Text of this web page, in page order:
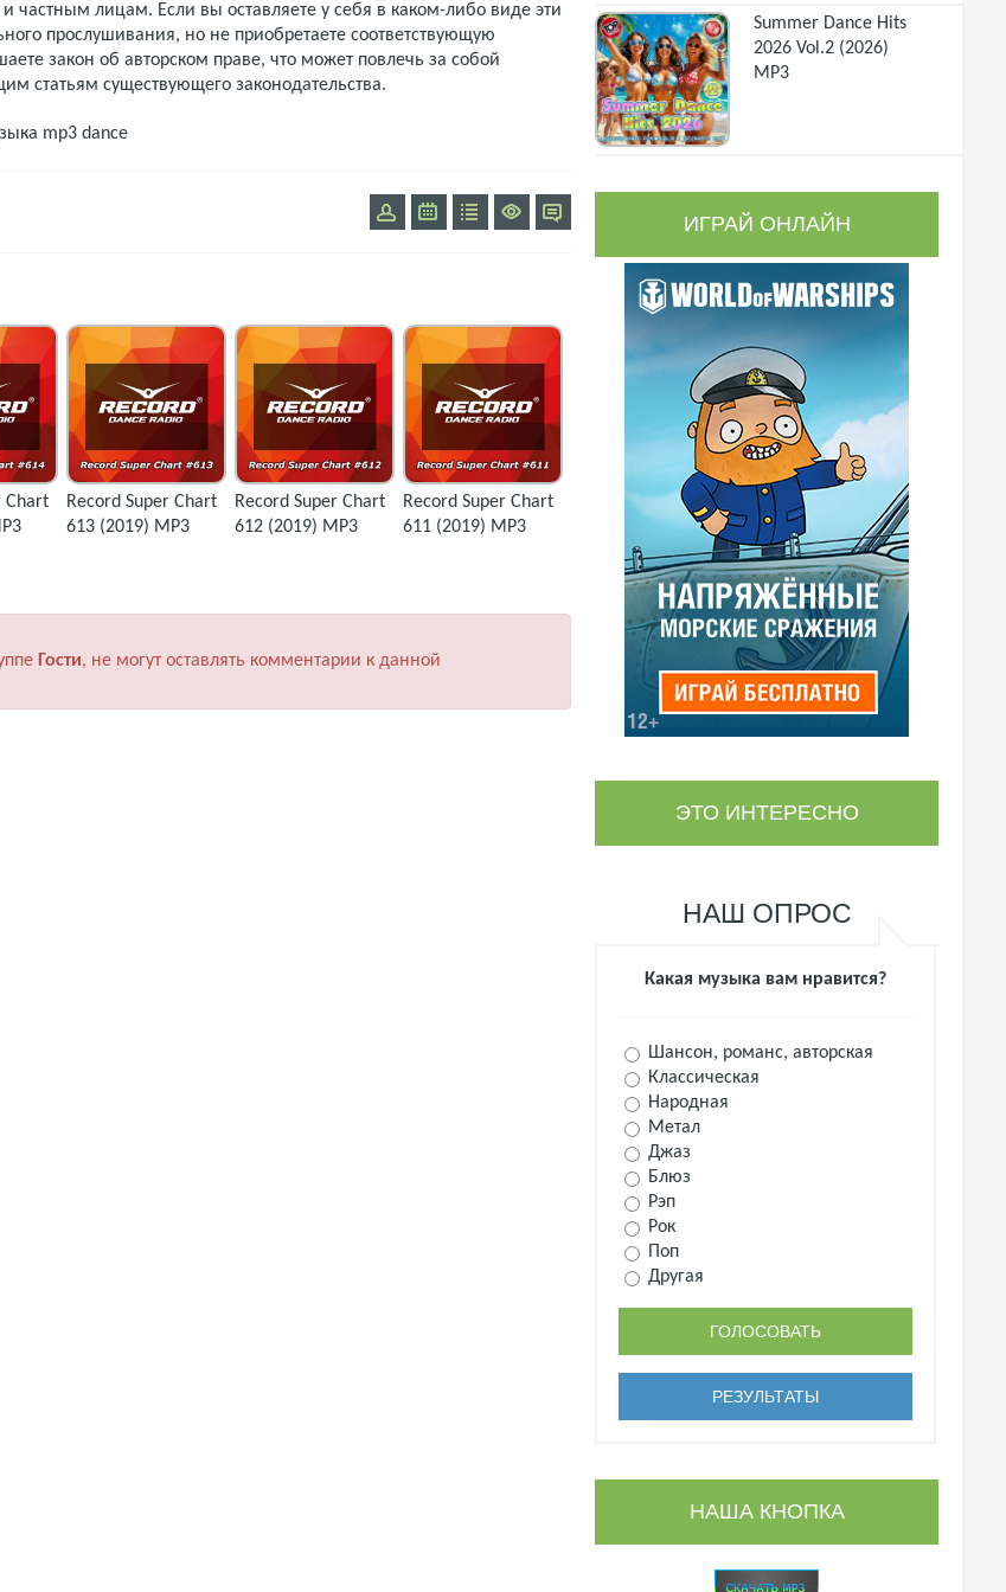
частным лицам. Если вы оставляете у себя в каком-либо виде эти
прослушивания, но не приобретаете соответствующую
закон об авторском праве, что может повлечь за собой
статьям существующего законодательства.
mp3 dance
Chart
Record Super Chart
613 (2019) MP3
Record Super Chart
612 (2019) MP3
Record Super Chart
611 (2019) MP3
Гости, не могут оставлять комментарии к данной
Summer Dance Hits
2026 Vol.2 (2026)
MP3
ИГРАЙ ОНЛАЙН
ЭТО ИНТЕРЕСНО
НАШ ОПРОС
Какая музыка вам нравится?
Шансон, романс, авторская
Классическая
Народная
Метал
Джаз
Блюз
Рэп
Рок
Поп
Другая
НАША КНОПКА